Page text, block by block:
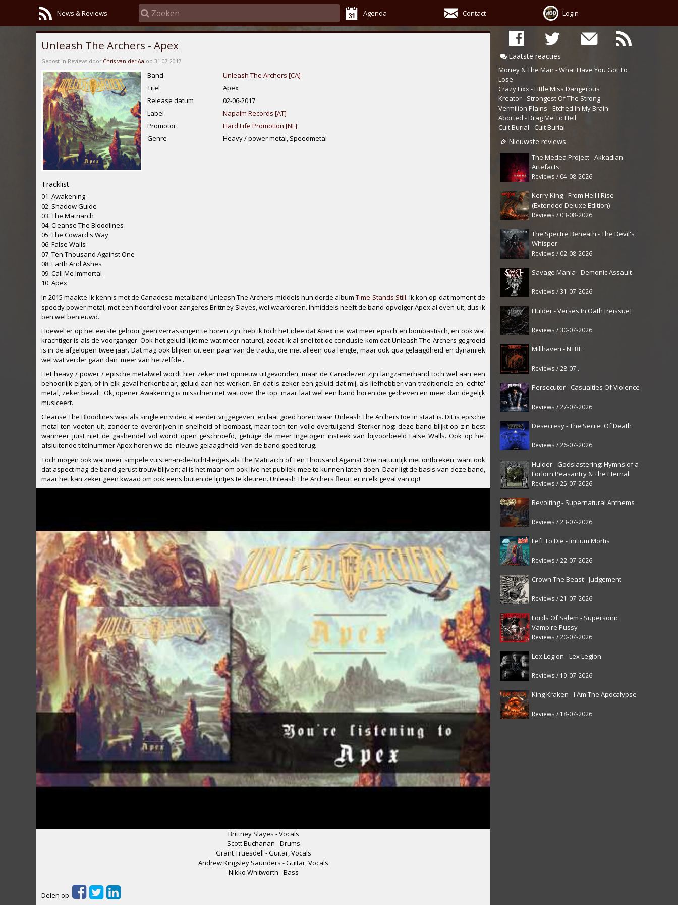
News & Reviews Agenda Contact Login
Laatste reacties
Money & The Man - What Have You Got To
Lose
Crazy Lixx - Little Miss Dangerous
Kreator - Strongest Of The Strong
Vermilion Plains - Etched In My Brain
Aborted - Drag Me To Hell
Cult Burial - Cult Burial
Nieuwste reviews
The Medea Project - Akkadian
Artefacts
Reviews / 04-08-2026
Kerry King - From Hell I Rise
(Extended Deluxe Edition)
Reviews / 03-08-2026
The Spectre Beneath - The Devil's
Whisper
Reviews / 02-08-2026
Savage Mania - Demonic Assault
Reviews / 31-07-2026
Hulder - Verses In Oath [reissue]
Reviews / 30-07-2026
Millhaven - NTRL
Reviews / 28-07-2026
Persecutor - Casualties Of Violence
Reviews / 27-07-2026
Desecresy - The Secret Of Death
Reviews / 26-07-2026
Hulder - Godslastering: Hymns of a
Forlorn Peasantry & The Eternal
Fanfare [reissue]
Reviews / 25-07-2026
Revolting - Supernatural Anthems
Reviews / 23-07-2026
Left To Die - Initium Mortis
Reviews / 22-07-2026
Crown The Beast - Judgement
Reviews / 21-07-2026
Lords Of Salem - Supersonic
Vampire Pussy
Reviews / 20-07-2026
Lex Legion - Lex Legion
Reviews / 19-07-2026
King Kraken - I Am The Apocalypse
Reviews / 18-07-2026
Unleash The Archers - Apex
Gepost in Reviews door Chris van der Aa op 31-07-2017
Band
Unleash The Archers [CA]
Titel
Apex
Release datum
02-06-2017
Label
Napalm Records [AT]
Promotor
Hard Life Promotion [NL]
Genre
Heavy / power metal, Speedmetal
Tracklist
01. Awakening
02. Shadow Guide
03. The Matriarch
04. Cleanse The Bloodlines
05. The Coward's Way
06. False Walls
07. Ten Thousand Against One
08. Earth And Ashes
09. Call Me Immortal
10. Apex
In 2015 maakte ik kennis met de Canadese metalband Unleash The Archers middels hun derde albumTime Stands Still. Ik kon op dat moment de
speedy power metal, met een hoofdrol voor zangeres Brittney Slayes, wel waarderen. Inmiddels heeft de band opvolger Apex al even uit, dus ik
ben wel benieuwd.
Hoewel er op het eerste gehoor geen verrassingen te horen zijn, heb ik toch het idee dat Apex net wat meer episch en bombastisch, en ook wat
krachtiger is als de voorganger. Ook het geluid lijkt me wat meer naturel, zodat ik al snel tot de conclusie kom dat Unleash The Archers gegroeid
is in de afgelopen twee jaar. Dat mag ook blijken uit een paar van de tracks, die niet alleen qua lengte, maar ook qua gelaagdheid en dynamiek
wel wat verder gaan dan 'meer van hetzelfde'.
Het heavy / power / epische metalwiel wordt hier zeker niet opnieuw uitgevonden, maar de Canadezen zijn langzamerhand toch wel aan een
behoorlijk eigen, of in elk geval herkenbaar, geluid aan het werken. En dat is zeker een geluid dat mij, als liefhebber van traditionele en 'echte'
metal, zeker bevalt. Ok, opener Awakening is misschien net wat over the top, maar laat wel een band horen die gedreven en meer dan degelijk
musiceert.
Cleanse The Bloodlines was als single en video al eerder vrijgegeven, en laat goed horen waar Unleash The Archers toe in staat is. Dit is epische
metal ten voeten uit, zonder te overdrijven in snelheid of bombast, maar toch ten volle overtuigend. Sterker nog: deze band blijkt op z'n best
wanneer juist niet de gashendel vol wordt open geschroefd, getuige de meer ingetogen insteek van bijvoorbeeld False Walls. Ook op het
afsluitende titelnummer Apex horen we de 'nieuwe gelaagdheid' van de band goed terug.
Toch mogen ook wat meer simpele vuisten-in-de-lucht-liedjes als The Matriarch of Ten Thousand Against One natuurlijk niet ontbreken, want ook
dat aspect mag de band gerust trouw blijven; al is het maar om ook live het publiek mee te kunnen laten doen. Daar ligt de basis van deze band,
maar het kan zeker geen kwaad om ook eens buiten de lijntjes te kleuren. Unleash The Archers fleurt er in elk geval van op!
Brittney Slayes - Vocals
Scott Buchanan - Drums
Grant Truesdell - Guitar, Vocals
Andrew Kingsley Saunders - Guitar, Vocals
Nikko Whitworth - Bass
Delen op